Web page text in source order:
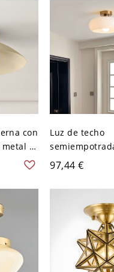
con
y
A
Luz de techo
de cúpula de
pantalla de
crema 110 A
97,44 €